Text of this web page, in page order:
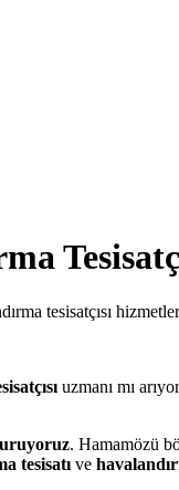
tesisatçısı
uzmanı mı
. Hamamözü
tesisatı ve